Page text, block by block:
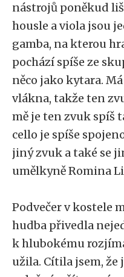
nástrojů poněkud
housle a viola jsou
gamba, na kterou
pochází spíše ze
něco jako kytara.
vlákna, takže ten
mě je ten zvuk spíš
cello je spíše
jiný zvuk a také se
umělkyně Romina
Podvečer v kostele
hudba přivedla
k hlubokému
užila. Cítila jsem,